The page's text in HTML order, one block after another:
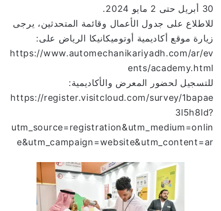
30 أبريل حتى 2 مايو 2024.
للاطلاع على جدول الأعمال وقائمة المتحدثين، يرجى
زيارة موقع أكاديمية أوتوميكانيكا الرياض على:
https://www.automechanikariyadh.com/ar/ev
ents/academy.html
للتسجيل لحضور المعرض والأكاديمية:
https://register.visitcloud.com/survey/1bapae
3l5h8ld?
utm_source=registration&utm_medium=onlin
e&utm_campaign=website&utm_content=ar